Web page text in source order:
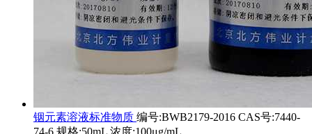
铟元素溶液标准物质 编号:BWB2179-2016 CAS号:7440-